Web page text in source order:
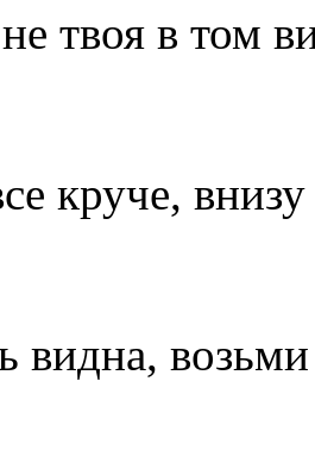
твоя в том
круче,
видна,